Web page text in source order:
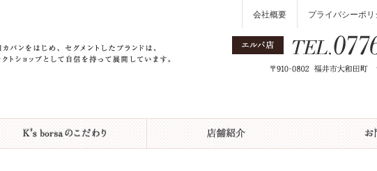
会社概要 プライバシーポリ